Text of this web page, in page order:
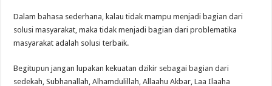
Dalam bahasa sederhana, kalau tidak mampu menjadi bagian dari
solusi masyarakat, maka tidak menjadi bagian dari problematika
masyarakat adalah solusi terbaik.
Begitupun jangan lupakan kekuatan dzikir sebagai bagian dari
sedekah, Subhanallah, Alhamdulillah, Allaahu Akbar, Laa Ilaaha